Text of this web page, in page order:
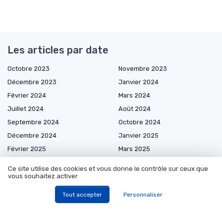
Les articles par date
Octobre 2023
Novembre 2023
Décembre 2023
Janvier 2024
Février 2024
Mars 2024
Juillet 2024
Août 2024
Septembre 2024
Octobre 2024
Décembre 2024
Janvier 2025
Février 2025
Mars 2025
Juin 2025
Ce site utilise des cookies et vous donne le contrôle sur ceux que
vous souhaitez activer
Tout accepter Personnaliser